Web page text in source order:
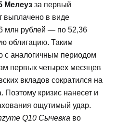
Мелеуз за первый
выплачено в виде
млн рублей — по 52,36
облигацию. Таким
с аналогичным периодом
первых четырех месяцев
вкладов сократился на
Поэтому кризис нанесет и
ощутимый удар.
Q10 Сычевка во